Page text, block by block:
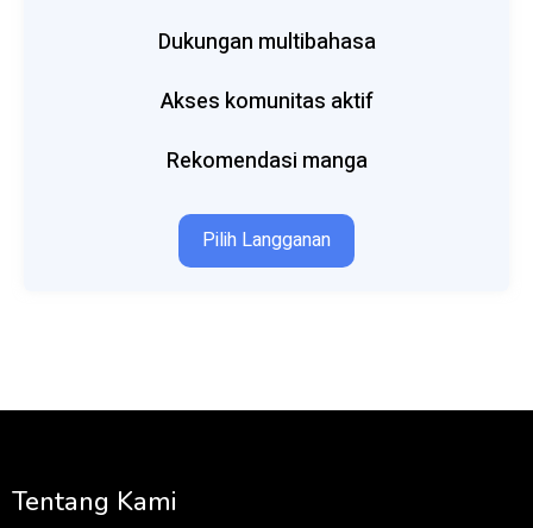
Dukungan multibahasa
Akses komunitas aktif
Rekomendasi manga
Pilih Langganan
Tentang Kami